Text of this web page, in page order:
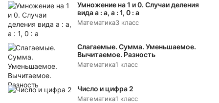
Умножение на 1 и 0. Случаи деления
вида а : а, а : 1, 0 : а
Математика3 класс
Слагаемые. Сумма. Уменьшаемое.
Вычитаемое. Разность
Математика1 класс
Число и цифра 2
Математика1 класс